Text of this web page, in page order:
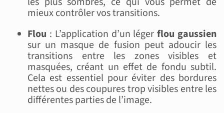
mieux contrôler vos transitions.
Flou : L’application d’un légerflou gaussien
sur un masque de fusion peut adoucir les
transitions entre les zones visibles et
masquées, créant un effet de fondu subtil.
Cela est essentiel pour éviter des bordures
nettes ou des coupures trop visibles entre les
différentes parties de l’image.